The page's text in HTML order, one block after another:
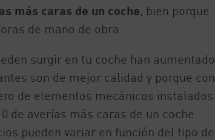
más caras de un coche, bien porque
de mano de obra.
surgir en tu coche han aumentado
son de mejor calidad y porque con
de elementos mecánicos instalados
de averías más caras de un coche.
pueden variar en función del tipo de